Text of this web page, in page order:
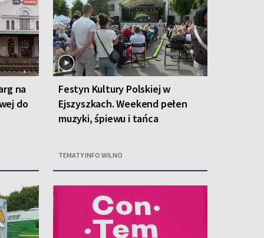
na
do
Festyn Kultury Polskiej w
Ejszyszkach. Weekend pełen
muzyki, śpiewu i tańca
TEMATY INFO WILNO